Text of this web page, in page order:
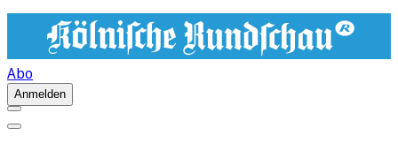
Abo
Anmelden